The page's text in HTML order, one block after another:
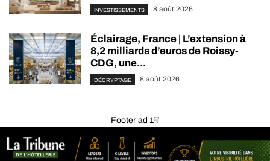
INVESTISSEMENTS 8 août 2026
Éclairage, France | L’extension à
8,2 milliards d’euros de Roissy-
CDG, une...
DÉCRYPTAGE 8 août 2026
Footer ad 1☟